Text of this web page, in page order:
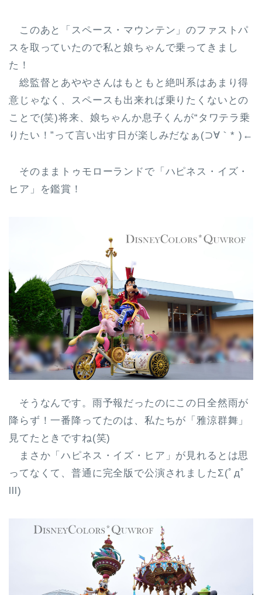
このあと「スペース・マウンテン」のファストパ
スを取っていたので私と娘ちゃんで乗ってきまし
た！
総監督とあややさんはもともと絶叫系はあまり得
意じゃなく、スペースも出来れば乗りたくないとの
ことで(笑)将来、娘ちゃんか息子くんが“タワテラ乗
りたい！”って言い出す日が楽しみだなぁ(⊃∀｀* )←
そのままトゥモローランドで「ハピネス・イズ・
ヒア」を鑑賞！
そうなんです。雨予報だったのにこの日全然雨が
降らず！一番降ってたのは、私たちが「雅涼群舞」
見てたときですね(笑)
まさか「ハピネス・イズ・ヒア」が見れるとは思
ってなくて、普通に完全版で公演されましたΣ(ﾟдﾟ
lll)